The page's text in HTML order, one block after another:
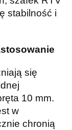
stabilność i
się
10 mm.
w
chronią